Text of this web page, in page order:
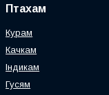
Птахам
Курам
Качкам
Індикам
Гусям